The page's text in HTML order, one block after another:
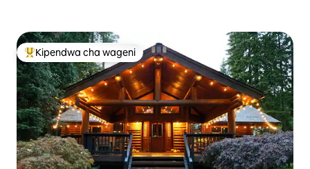
Kipendwa maarufu cha wageni
Kipendwa cha wageni